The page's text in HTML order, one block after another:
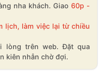
nha khách. Giao 60p -
lịch, làm việc lại từ chiều
lòng trên web. Đặt qua
kiên nhẫn chờ đợi.